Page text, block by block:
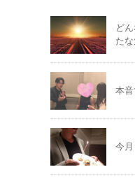
ど
た
本
今月